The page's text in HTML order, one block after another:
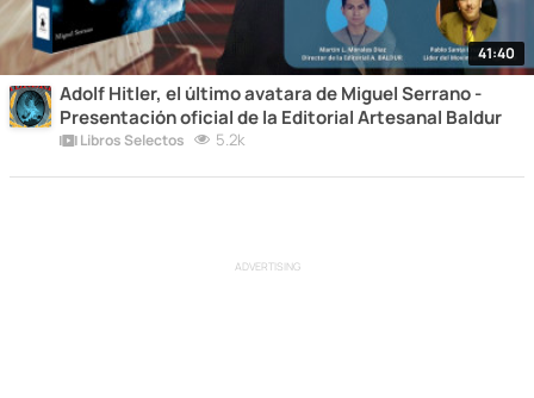
41:40
Adolf Hitler, el último avatara de Miguel Serrano -
Presentación oficial de la Editorial Artesanal Baldur
Libros Selectos 5.2k
ADVERTISING